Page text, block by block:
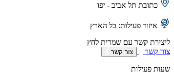
כתובת תל אביב - יפו
איזור פעילות: כל הארץ
ליצירת קשר עם שמרית לחץ
צור קשר
צור קשר
שעות פעילות